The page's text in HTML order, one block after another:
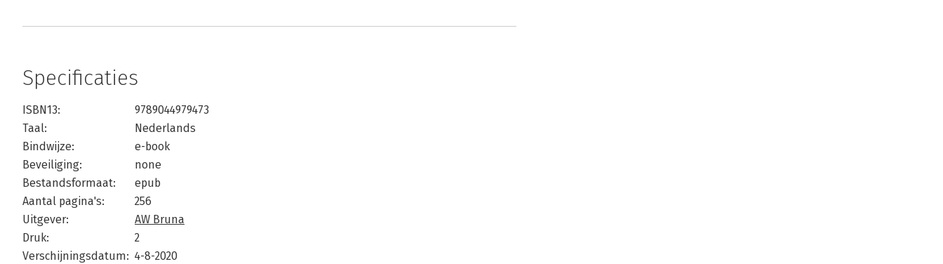
Specificaties
ISBN13:
9789044979473
Taal:
Nederlands
Bindwijze:
e-book
Beveiliging:
none
Bestandsformaat:
epub
Aantal pagina's:
256
Uitgever:
AW Bruna
Druk:
2
Verschijningsdatum: 4-8-2020